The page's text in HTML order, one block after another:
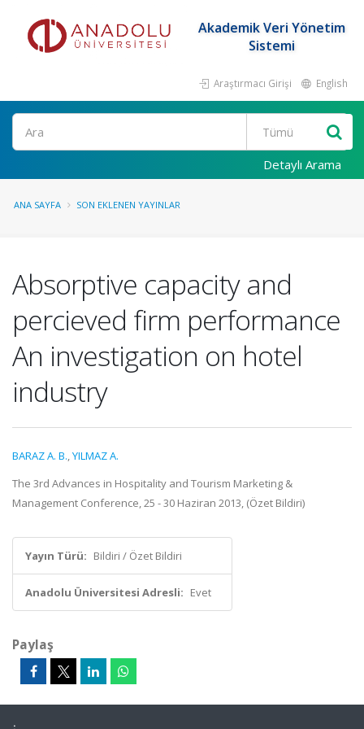
Akademik Veri Yönetim
Sistemi
Araştırmacı Girişi English
Ara
Detaylı Arama
ANA SAYFA SON EKLENEN YAYINLAR
Absorptive capacity and
percieved firm performance
An investigation on hotel
industry
BARAZ A. B.,YILMAZ A.
The 3rd Advances in Hospitality and Tourism Marketing &
Management Conference, 25 - 30 Haziran 2013, (Özet Bildiri)
Yayın Türü: Bildiri / Özet Bildiri
Anadolu Üniversitesi Adresli: Evet
Paylaş